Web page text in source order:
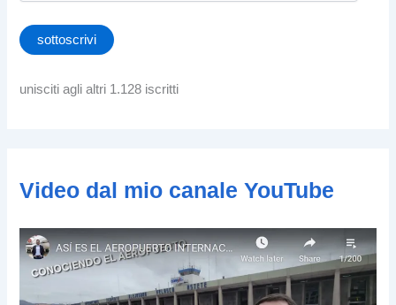
i
r
z
a
sottoscrivi
unisciti agli altri 1.128 iscritti
Video dal mio canale YouTube